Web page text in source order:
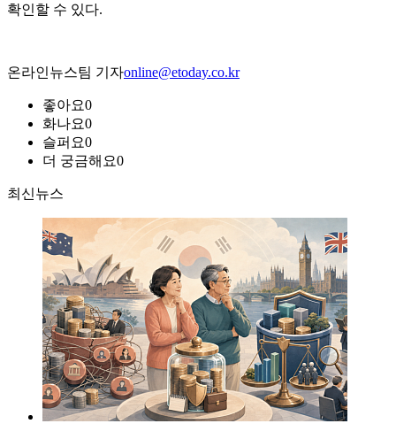
확인할 수 있다.
온라인뉴스팀 기자online@etoday.co.kr
좋아요0
화나요0
슬퍼요0
더 궁금해요0
최신뉴스